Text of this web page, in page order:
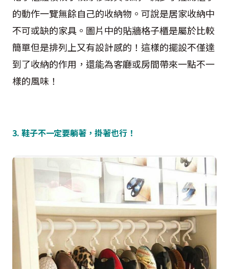
的動作一覽無餘自己的收納物。可說是居家收納中
不可或缺的家具。圖片中的貼牆格子櫃是屬於比較
簡單但是排列上又有設計感的！這樣的擺設不僅達
到了收納的作用，還能為客廳或房間帶來一點不一
樣的風味！
3. 鞋子不一定要躺著，掛著也行！